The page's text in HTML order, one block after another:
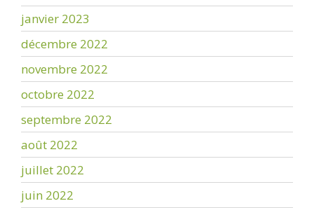
janvier 2023
décembre 2022
novembre 2022
octobre 2022
septembre 2022
août 2022
juillet 2022
juin 2022